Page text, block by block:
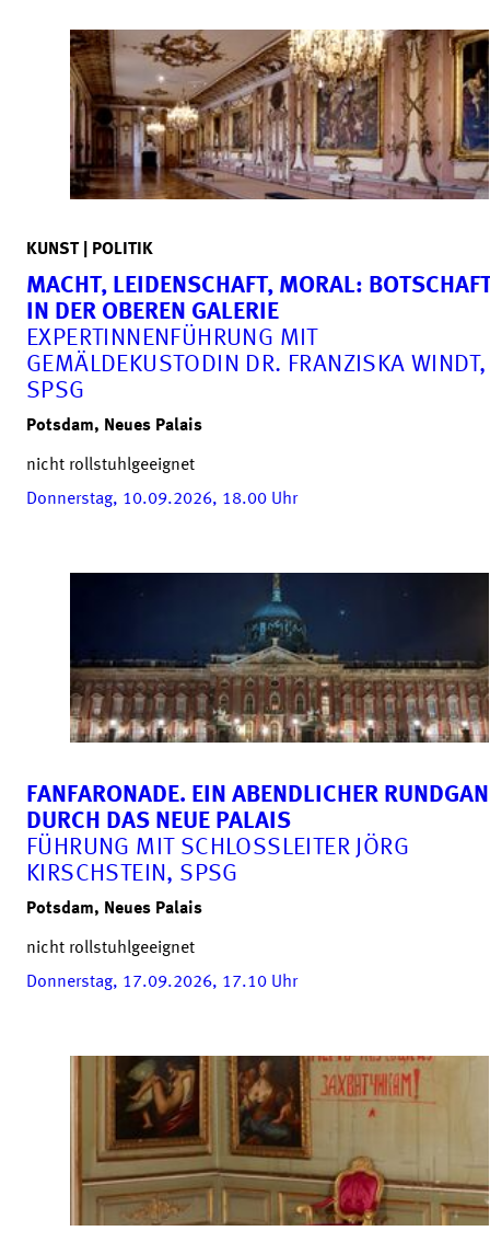
KUNST | POLITIK
MACHT, LEIDENSCHAFT, MORAL:
IN DER OBEREN GALERIE
EXPERTINNENFÜHRUNG MIT
GEMÄLDEKUSTODIN DR. FRANZISKA WINDT,
SPSG
Potsdam, Neues Palais
nicht rollstuhlgeeignet
Donnerstag, 10.09.2026, 18.00 Uhr
FANFARONADE. EIN ABENDLICHER
DURCH DAS NEUE PALAIS
FÜHRUNG MIT SCHLOSSLEITER JÖRG
KIRSCHSTEIN, SPSG
Potsdam, Neues Palais
nicht rollstuhlgeeignet
Donnerstag, 17.09.2026, 17.10 Uhr